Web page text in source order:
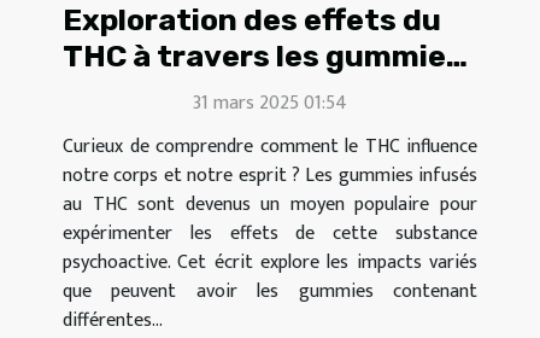
Exploration des effets du
THC à travers les gummies
de différentes
concentrations
31 mars 2025 01:54
Curieux de comprendre comment le THC influence
notre corps et notre esprit ? Les gummies infusés
au THC sont devenus un moyen populaire pour
expérimenter les effets de cette substance
psychoactive. Cet écrit explore les impacts variés
que peuvent avoir les gummies contenant
différentes...